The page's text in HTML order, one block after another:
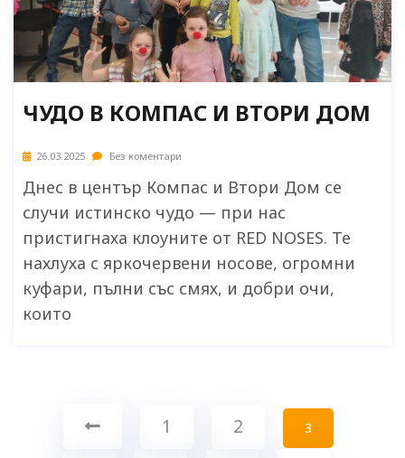
ЧУДО В КОМПАС И ВТОРИ ДОМ
26.03.2025 Без коментари
Днес в център Компас и Втори Дом се
случи истинско чудо — при нас
пристигнаха клоуните от RED NOSES. Те
нахлуха с яркочервени носове, огромни
куфари, пълни със смях, и добри очи,
които
1 2 3